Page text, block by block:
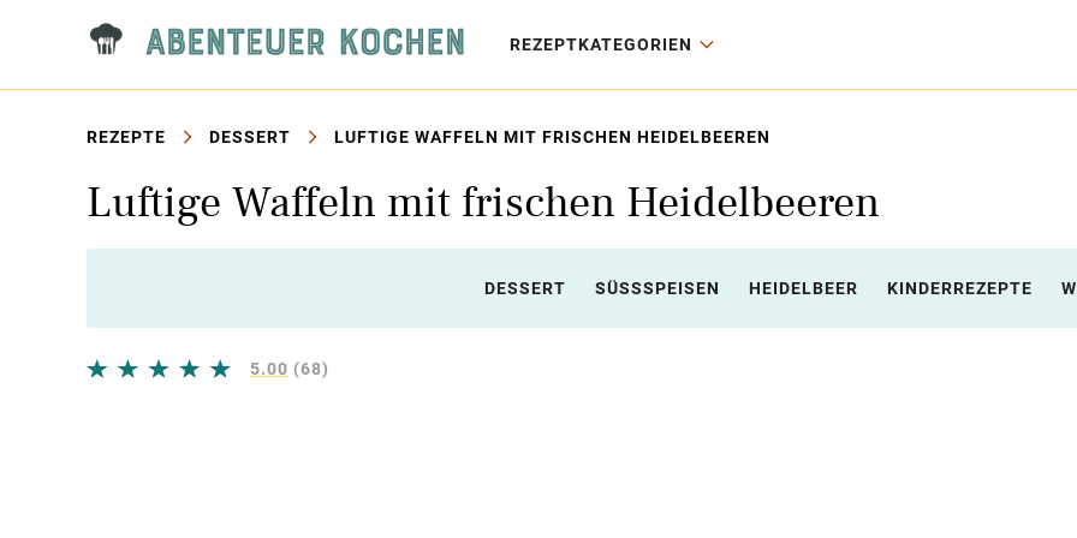
REZEPTKATEGORIEN
REZEPTE DESSERT LUFTIGE WAFFELN MIT FRISCHEN HEIDELBEEREN
Luftige Waffeln mit frischen Heidelbeeren
DESSERT SÜSSSPEISEN HEIDELBEER KINDERREZEPTE
5.00 (68)